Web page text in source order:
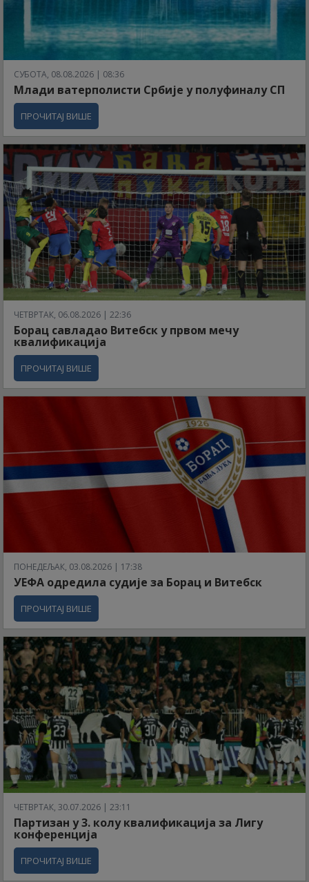
СУБОТА, 08.08.2026 | 08:36
Млади ватерполисти Србије у полуфиналу СП
ПРОЧИТАЈ ВИШЕ
ЧЕТВРТАК, 06.08.2026 | 22:36
Борац савладао Витебск у првом мечу
квалификација
ПРОЧИТАЈ ВИШЕ
ПОНЕДЕЉАК, 03.08.2026 | 17:38
УЕФА одредила судије за Борац и Витебск
ПРОЧИТАЈ ВИШЕ
ЧЕТВРТАК, 30.07.2026 | 23:11
Партизан у 3. колу квалификација за Лигу
конференција
ПРОЧИТАЈ ВИШЕ